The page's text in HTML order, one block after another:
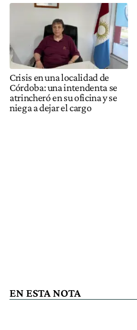
Crisis en una localidad de
Córdoba: una intendenta se
atrincheró en su oficina y se
niega a dejar el cargo
EN ESTA NOTA